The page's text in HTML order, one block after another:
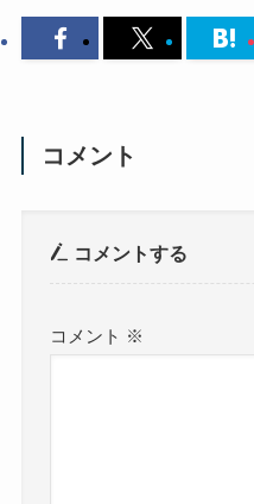
コメント
コメントする
コメント ※